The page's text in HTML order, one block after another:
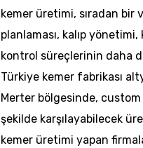
kemer üretimi, sıradan bir
planlaması, kalıp
kontrol süreçlerinin daha
Türkiye kemer fabrikası
Merter bölgesinde, custom
şekilde karşılayabilecek
kemer üretimi yapan